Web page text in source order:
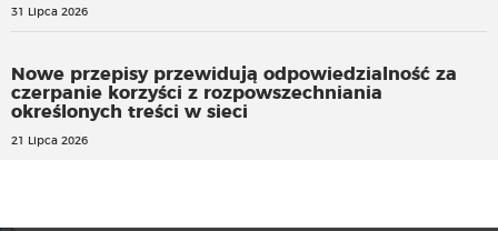
31 Lipca 2026
Nowe przepisy przewidują odpowiedzialność za
czerpanie korzyści z rozpowszechniania
określonych treści w sieci
21 Lipca 2026